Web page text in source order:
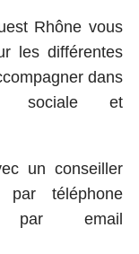
Rhône vous
les différentes
dans
sociale et
un conseiller
par téléphone
email